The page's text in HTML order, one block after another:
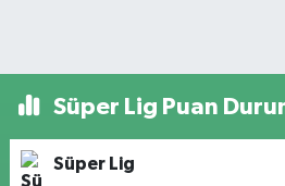
Süper Lig Puan
Süper Lig